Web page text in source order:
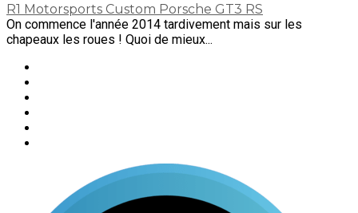
R1 Motorsports Custom Porsche GT3 RS
On commence l'année 2014 tardivement mais sur les
chapeaux les roues ! Quoi de mieux...